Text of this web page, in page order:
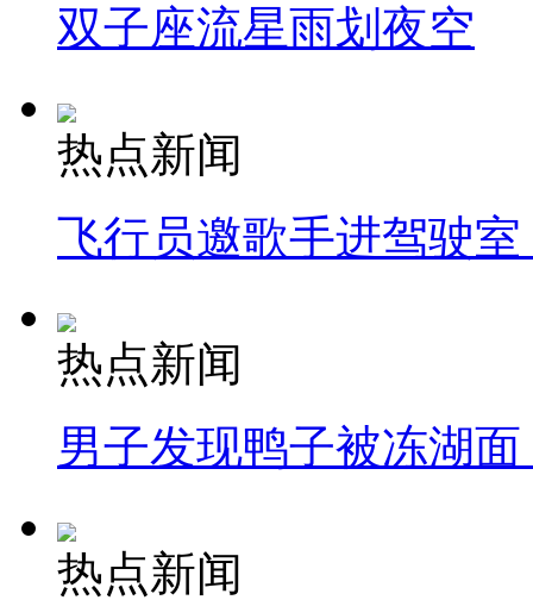
双子座流星雨划夜空
热点新闻
飞行员邀歌手进驾驶
热点新闻
男子发现鸭子被冻湖
热点新闻